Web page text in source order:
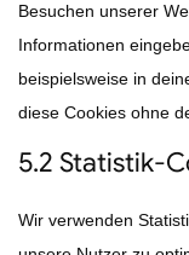
Besuchen unserer
Informationen
beispielsweise in
diese Cookies ohne
5.2 Statistik-
Wir verwenden